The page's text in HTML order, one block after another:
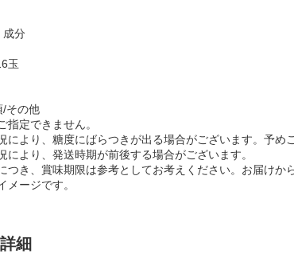
成分
玉
/その他
指定できません。
により、糖度にばらつきが出る場合がございます。予め
により、発送時期が前後する場合がございます。
つき、賞味期限は参考としてお考えください。お届けか
メージです。
細